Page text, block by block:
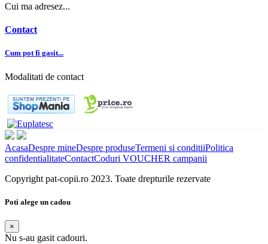
Cui ma adresez...
Contact
Cum pot fi gasit...
Modalitati de contact
AcasaDespre mineDespre produseTermeni si conditiiPolitica
confidentialitateContactCoduri VOUCHER campanii
Copyright pat-copii.ro 2023. Toate drepturile rezervate
Poti alege un cadou
×
Nu s-au gasit cadouri.